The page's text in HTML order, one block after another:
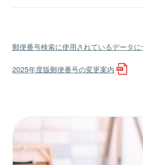
郵便番号検索に使用されているデータに
2025年度版郵便番号の変更案内